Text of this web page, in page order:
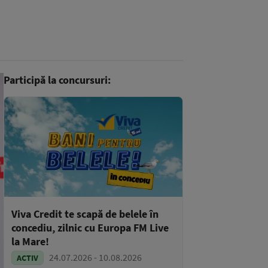
Participă la concursuri:
Viva Credit te scapă de belele în
concediu, zilnic cu Europa FM Live
la Mare!
ACTIV 24.07.2026 - 10.08.2026